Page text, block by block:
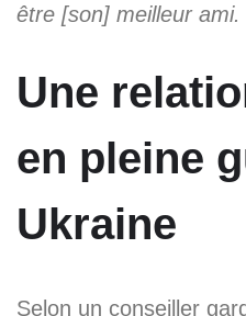
être [son] meilleur ami.
Une
en pleine
Ukraine
Selon un conseiller